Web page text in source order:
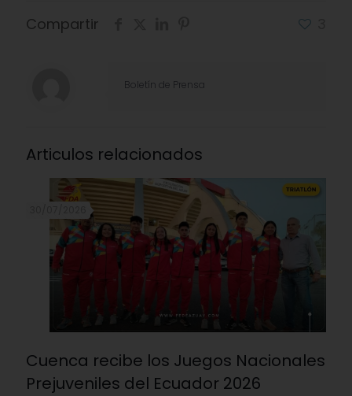
Compartir
Boletín de Prensa
Articulos relacionados
Cuenca recibe los Juegos Nacionales
Prejuveniles del Ecuador 2026